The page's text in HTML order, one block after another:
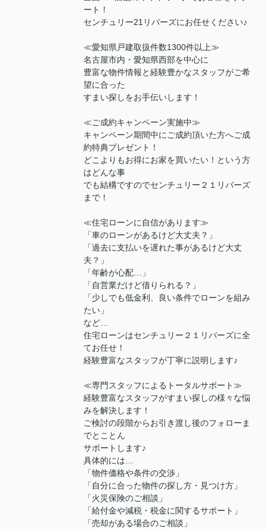
ート！
センチュリー21リバーズにお任せください♪
≪愛知県戸建取扱件数1300件以上≫
名古屋市内・愛知県西部を中心に
豊富な物件情報と経験豊かなスタッフがご希
望に合った
すまい探しをお手伝いします！
≪ご成約キャンペーン実施中≫
キャンペーン期間中にご成約頂いた方へご成
約特典プレゼント！
どこよりもお得にお家を買いたい！という方
はどんな事
でも結構ですのでセンチュリー２１リバーズ
まで！
≪住宅ローンに自信があります≫
「車のローンがあるけど大丈夫？」
「過去に支払いを遅れた事があるけど大丈
夫？」
「年齢が心配…」
「自営業だけど借りられる？」
「少しでも低金利、良い条件でローンを組み
たい」
など…
住宅ローンはセンチュリー２１リバーズに全
てお任せ！
経験豊富なスタッフが丁寧に説明します♪
≪専門スタッフによるトータルサポート≫
経験豊富なスタッフがすまい探しの様々な悩
みを解決します！
ご検討の段階からお引き渡し後のフォローま
でとことん
サポートします♪
具体的には…
「物件価格や条件の交渉」
「自分に合った物件の探し方・見つけ方」
「火災保険のご相談」
「給付金や減税・税金に関するサポート」
「売却がある場合のご相談」